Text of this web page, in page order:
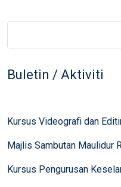
Buletin / Aktiviti
Kursus Videografi dan
Majlis Sambutan Maulidur
Kursus Pengurusan